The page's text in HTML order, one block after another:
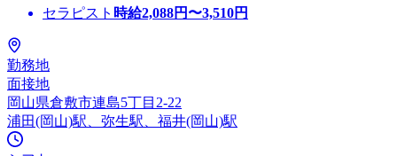
セラピスト 時給2,088円〜3,510円
勤務地
面接地
岡山県倉敷市連島5丁目2-22
浦田(岡山)駅、弥生駅、福井(岡山)駅